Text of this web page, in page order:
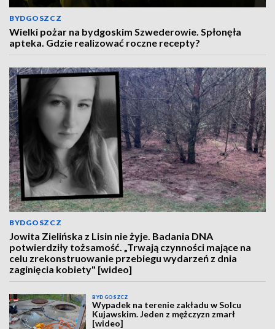
BYDGOSZCZ
Wielki pożar na bydgoskim Szwederowie. Spłonęła
apteka. Gdzie realizować roczne recepty?
BYDGOSZCZ
Jowita Zielińska z Lisin nie żyje. Badania DNA
potwierdziły tożsamość. „Trwają czynności mające na
celu zrekonstruowanie przebiegu wydarzeń z dnia
zaginięcia kobiety" [wideo]
BYDGOSZCZ
Wypadek na terenie zakładu w Solcu
Kujawskim. Jeden z mężczyzn zmarł
[wideo]